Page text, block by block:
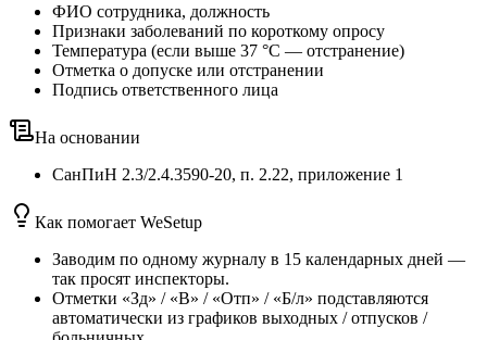
ФИО сотрудника, должность
Признаки заболеваний по короткому опросу
Температура (если выше 37 °C — отстранение)
Отметка о допуске или отстранении
Подпись ответственного лица
На основании
СанПиН 2.3/2.4.3590-20, п. 2.22, приложение 1
Как помогает WeSetup
Заводим по одному журналу в 15 календарных дней —
так просят инспекторы.
Отметки «Зд» / «В» / «Отп» / «Б/л» подставляются
автоматически из графиков выходных / отпусков /